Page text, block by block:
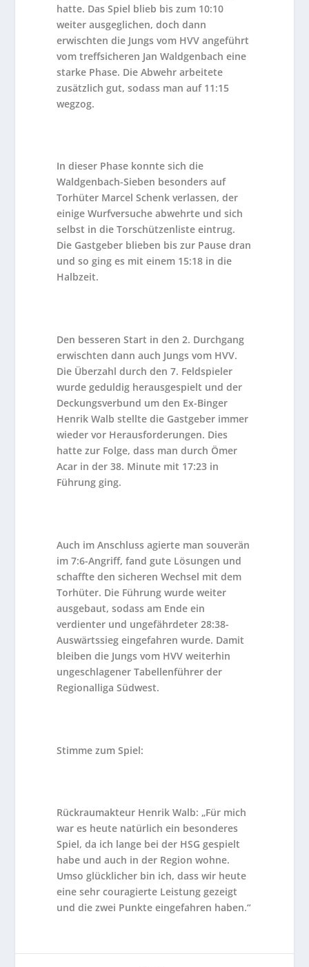
hatte. Das Spiel blieb bis zum 10:10
weiter ausgeglichen, doch dann
erwischten die Jungs vom HVV angeführt
vom treffsicheren Jan Waldgenbach eine
starke Phase. Die Abwehr arbeitete
zusätzlich gut, sodass man auf 11:15
wegzog.
In dieser Phase konnte sich die
Waldgenbach-Sieben besonders auf
Torhüter Marcel Schenk verlassen, der
einige Wurfversuche abwehrte und sich
selbst in die Torschützenliste eintrug.
Die Gastgeber blieben bis zur Pause dran
und so ging es mit einem 15:18 in die
Halbzeit.
Den besseren Start in den 2. Durchgang
erwischten dann auch Jungs vom HVV.
Die Überzahl durch den 7. Feldspieler
wurde geduldig herausgespielt und der
Deckungsverbund um den Ex-Binger
Henrik Walb stellte die Gastgeber immer
wieder vor Herausforderungen. Dies
hatte zur Folge, dass man durch Ömer
Acar in der 38. Minute mit 17:23 in
Führung ging.
Auch im Anschluss agierte man souverän
im 7:6-Angriff, fand gute Lösungen und
schaffte den sicheren Wechsel mit dem
Torhüter. Die Führung wurde weiter
ausgebaut, sodass am Ende ein
verdienter und ungefährdeter 28:38-
Auswärtssieg eingefahren wurde. Damit
bleiben die Jungs vom HVV weiterhin
ungeschlagener Tabellenführer der
Regionalliga Südwest.
Stimme zum Spiel:
Rückraumakteur Henrik Walb: „Für mich
war es heute natürlich ein besonderes
Spiel, da ich lange bei der HSG gespielt
habe und auch in der Region wohne.
Umso glücklicher bin ich, dass wir heute
eine sehr couragierte Leistung gezeigt
und die zwei Punkte eingefahren haben.“